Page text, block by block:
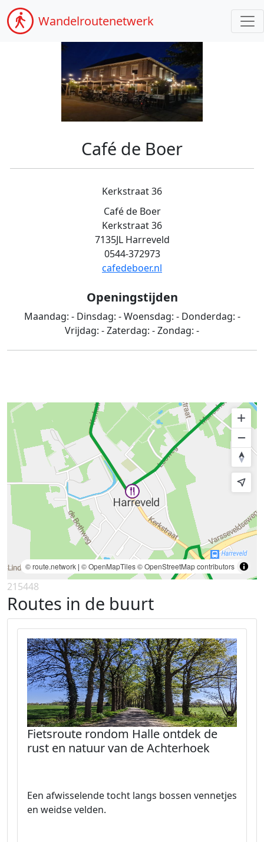
Wandelroutenetwerk
Café de Boer
Kerkstraat 36
Café de Boer
Kerkstraat 36
7135JL Harreveld
0544-372973
cafedeboer.nl
Openingstijden
Maandag: - Dinsdag: -Woensdag: - Donderdag: -
Vrijdag: -Zaterdag: -Zondag: -
© route.network | © OpenMapTiles© OpenStreetMap contributors
215448
Routes in de buurt
Fietsroute rondom Halle ontdek de
rust en natuur van de Achterhoek
Een afwisselende tocht langs bossen vennetjes
en weidse velden.